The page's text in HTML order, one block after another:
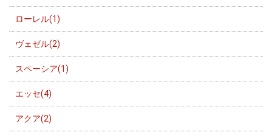
ローレル(1)
ヴェゼル(2)
スペーシア(1)
エッセ(4)
アクア(2)